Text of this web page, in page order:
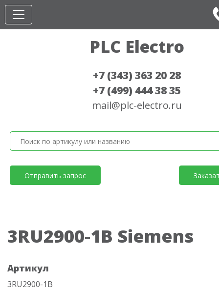
PLC Electro
+7 (343) 363 20 28
+7 (499) 444 38 35
mail@plc-electro.ru
Отправить запрос
3RU2900-1B Siemens
Артикул
3RU2900-1B